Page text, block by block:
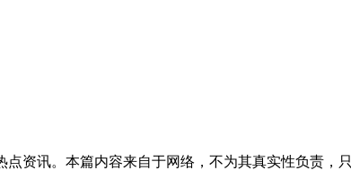
资讯。本篇内容来自于网络，不为其真实性负责，